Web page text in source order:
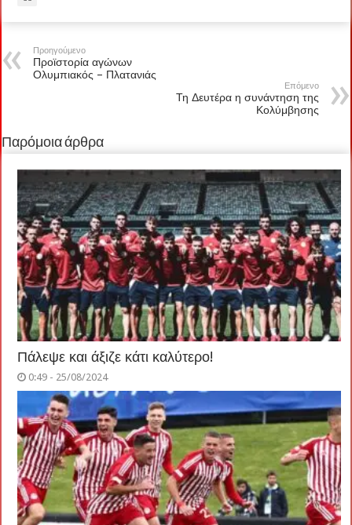
Προηγούμενο
Προϊστορία αγώνων
Ολυμπιακός – Πλατανιάς
Επόμενο
Τη Δευτέρα η συνάντηση της
Κολύμβησης
Παρόμοια άρθρα
Πάλεψε και άξιζε κάτι καλύτερο!
0:49 - 25/08/2024